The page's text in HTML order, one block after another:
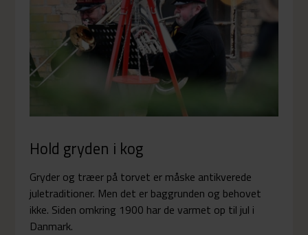
Hold gryden i kog
Gryder og træer på torvet er måske antikverede
juletraditioner. Men det er baggrunden og behovet
ikke. Siden omkring 1900 har de varmet op til jul i
Danmark.